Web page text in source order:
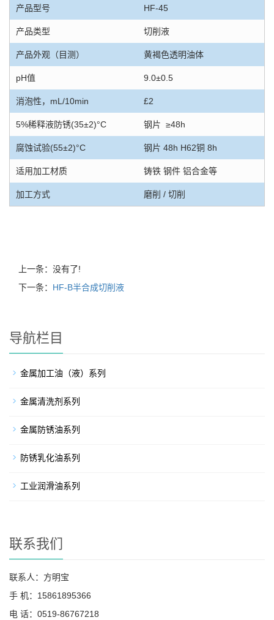
产品型号 HF-45
产品类型 切削液
产品外观（目测） 黄褐色透明油体
pH值 9.0±0.5
消泡性，mL/10min £2
5%稀释液防锈(35±2)°C 钢片 ≥48h
腐蚀试验(55±2)°C 钢片 48h H62铜 8h
适用加工材质 铸铁 钢件 铝合金等
加工方式 磨削 / 切削
上一条：没有了!
下一条： HF-B半合成切削液
导航栏目
金属加工油（液）系列
金属清洗剂系列
金属防锈油系列
防锈乳化油系列
工业润滑油系列
联系我们
联系人：方明宝
手 机：15861895366
电 话：0519-86767218